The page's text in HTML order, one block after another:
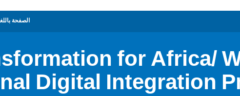
الصفحة
for Africa/
Digital Integration